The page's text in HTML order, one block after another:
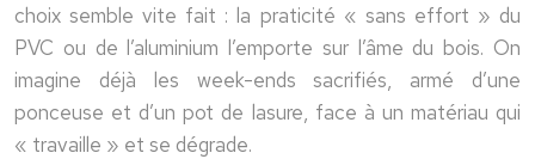
choix semble vite fait : la praticité « sans effort » du
PVC ou de l’aluminium l’emporte sur l’âme du bois. On
imagine déjà les week-ends sacrifiés, armé d’une
ponceuse et d’un pot de lasure, face à un matériau qui
« travaille » et se dégrade.